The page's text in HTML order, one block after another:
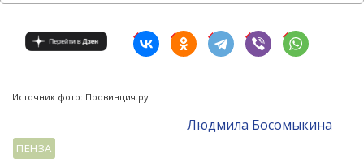
Источник фото: Провинция.ру
Людмила Босомыкина
ПЕНЗА